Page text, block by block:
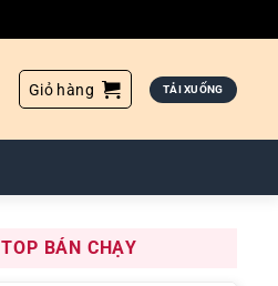
Giỏ hàng TẢI XUỐNG
TOP BÁN CHẠY